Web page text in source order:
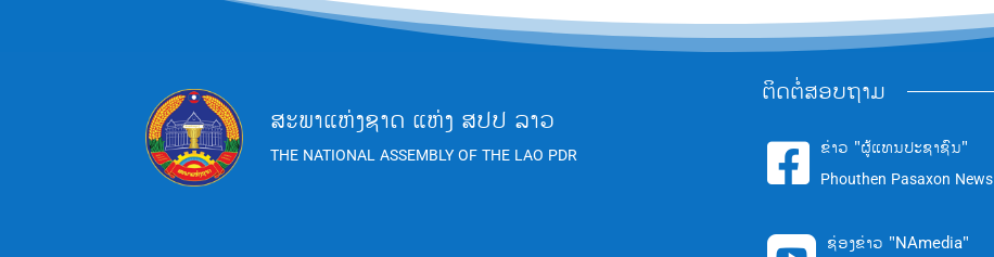
ສະພາແຫ່ງຊາດ ແຫ່ງ ສປປ ລາວ
THE NATIONAL ASSEMBLY OF THE LAO PDR
ຕິດຕໍ່ສອບຖາມ
 ຂ່າວ "ຜູ້ແທນປະຊາຊົນ"
Phouthen Pasaxon News
ຊ່ອງຂ່າວ "NAmedia"